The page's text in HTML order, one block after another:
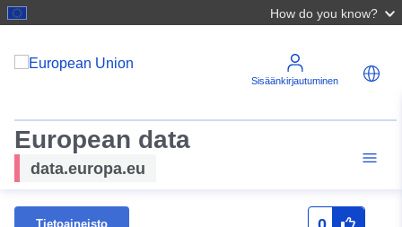
How do you know?
Sisäänkirjautuminen
European data
data.europa.eu
Tietoaineisto